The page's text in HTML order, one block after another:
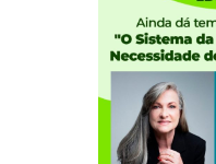
trabalhadoras da
manutenção e
públicos de qualidade,
e pela defesa da
inclusiva, social e
comprometida.